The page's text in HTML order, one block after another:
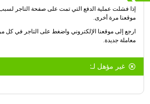
إذا فشلت عملية الدفع التي تمت على صفحة التاجر
موقعنا مرة أخرى.
ارجع إلى موقعنا الإلكتروني واضغط على التاجر في كل
معاملة جديدة.
غير مؤهل لـ: